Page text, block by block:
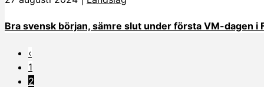
Bra svensk början, sämre slut under första VM-dagen i
‹
1
2